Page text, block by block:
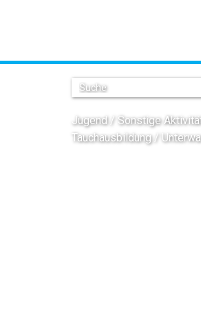
Jugend
Sonstige
Tauchausbildung